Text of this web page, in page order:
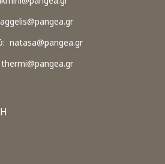
natasa@pangea.gr
thermi@pangea.gr